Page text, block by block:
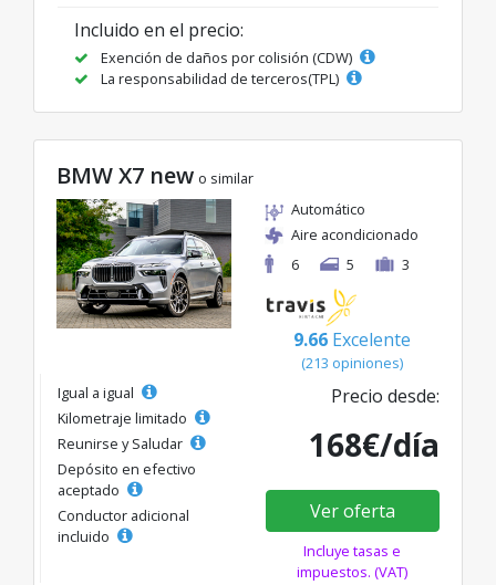
Incluido en el precio:
Exención de daños por colisión (CDW)
La responsabilidad de terceros(TPL)
BMW X7 new o similar
Automático
Aire acondicionado
6
5 3
9.66 Excelente
(213 opiniones)
Igual a igual
Kilometraje limitado
Reunirse y Saludar
Depósito en efectivo
aceptado
Conductor adicional
incluido
Precio desde:
168€/día
Ver oferta
Incluye tasas e
impuestos. (VAT)